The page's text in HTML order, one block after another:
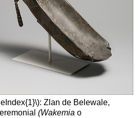
: Zlan de Belewale,
(Wakemia o